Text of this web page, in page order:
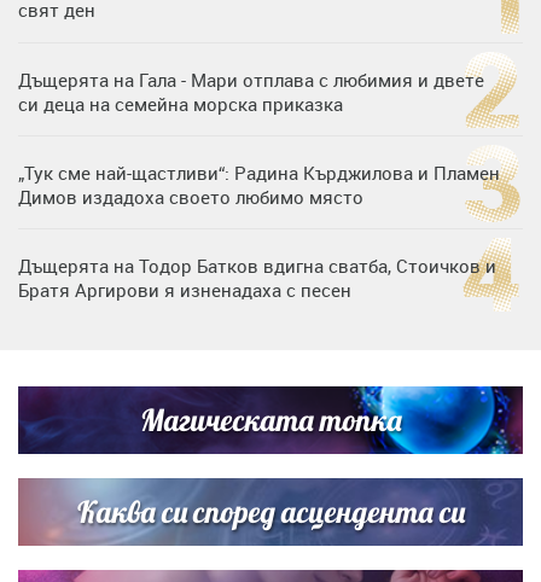
свят ден
Дъщерята на Гала - Мари отплава с любимия и двете
си деца на семейна морска приказка
„Тук сме най-щастливи“: Радина Кърджилова и Пламен
Димов издадоха своето любимо място
Дъщерята на Тодор Батков вдигна сватба, Стоичков и
Братя Аргирови я изненадаха с песен
Списъкът е ясен: Джей Ло и Риана във ВИП гостите на
сватбата на Роналдо
Магическата топка
Каква си според асцендента си